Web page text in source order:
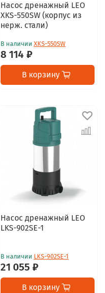
Насос дренажный LEO
XKS-550SW (корпус из
нерж. стали)
В наличии XKS-550SW
8 114 ₽
В корзину
Насос дренажный LEO
LKS-902SE-1
В наличии LKS-902SE-1
21 055 ₽
В корзину